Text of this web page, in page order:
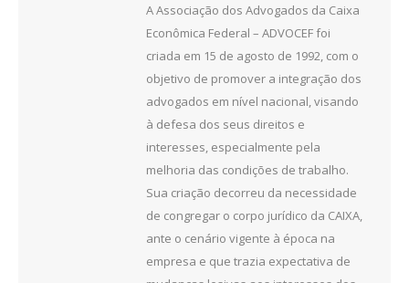
A Associação dos Advogados da Caixa
Econômica Federal – ADVOCEF foi
criada em 15 de agosto de 1992, com o
objetivo de promover a integração dos
advogados em nível nacional, visando
à defesa dos seus direitos e
interesses, especialmente pela
melhoria das condições de trabalho.
Sua criação decorreu da necessidade
de congregar o corpo jurídico da CAIXA,
ante o cenário vigente à época na
empresa e que trazia expectativa de